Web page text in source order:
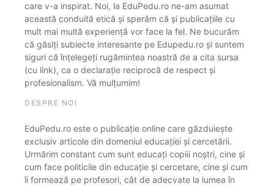
care v-a inspirat. Noi, la EduPedu.ro ne-am asumat
această conduită etică și sperăm că și publicațiile cu
mult mai multă experiență vor face la fel. Ne bucurăm
că găsiți subiecte interesante pe Edupedu.ro și suntem
siguri că înțelegeți rugămintea noastră de a cita sursa
(cu link), ca o declarație reciprocă de respect și
profesionalism. Vă mulțumim!
DESPRE NOI
EduPedu.ro este o publicație online care găzduiește
exclusiv articole din domeniul educației și cercetării.
Urmărim constant cum sunt educați copiii noștri, cine și
cum face politicile din educație și cercetare, cine și cum
îi formează pe profesori, cât de adecvate la lumea în